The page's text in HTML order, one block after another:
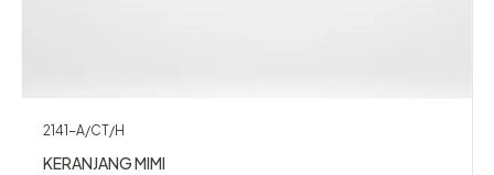
2141-A/CT/H
KERANJANG MIMI